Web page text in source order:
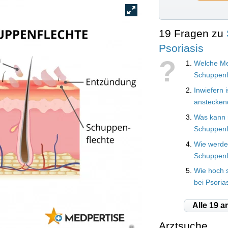
19 Fragen zu
Psoriasis
?
Welche
Inwiefern
Was
Wie
Wie hoch
bei
Alle 19